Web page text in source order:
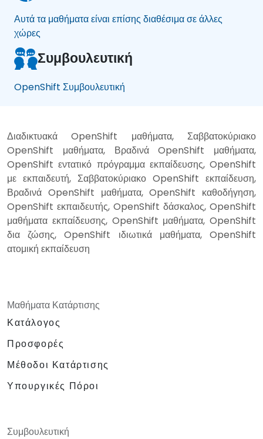
Αυτά τα μαθήματα είναι επίσης διαθέσιμα σε άλλες
χώρες
Συμβουλευτική
OpenShift Συμβουλευτική
Διαδικτυακά OpenShift μαθήματα, Σαββατοκύριακο
OpenShift μαθήματα, Βραδινά OpenShift μαθήματα,
OpenShift εντατικό πρόγραμμα εκπαίδευσης, OpenShift
με εκπαιδευτή, Σαββατοκύριακο OpenShift εκπαίδευση,
Βραδινά OpenShift μαθήματα, OpenShift καθοδήγηση,
OpenShift εκπαιδευτής, OpenShift δάσκαλος, OpenShift
μαθήματα εκπαίδευσης, OpenShift μαθήματα, OpenShift
δια ζώσης, OpenShift ιδιωτικά μαθήματα, OpenShift
ατομική εκπαίδευση
Μαθήματα Κατάρτισης
Κατάλογος
Προσφορές
Μέθοδοι Κατάρτισης
Υπουργικές Πόροι
Συμβουλευτική